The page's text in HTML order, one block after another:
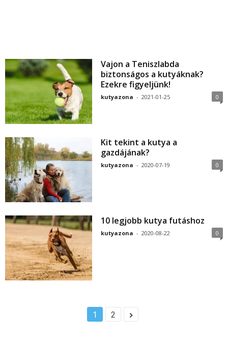
Vajon a Teniszlabda
biztonságos a kutyáknak?
Ezekre figyeljünk!
kutyazona - 2021-01-25 0
Kit tekint a kutya a
gazdájának?
kutyazona - 2020-07-19 0
10 legjobb kutya futáshoz
kutyazona - 2020-08-22 0
1 2